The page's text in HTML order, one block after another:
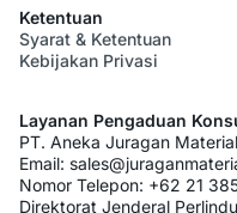
Ketentuan
Syarat & Ketentuan
Kebijakan Privasi
Layanan Pengaduan
PT. Aneka Juragan Material
Email:
Nomor Telepon: +62 21
Direktorat Jenderal